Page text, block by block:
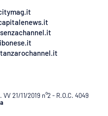
21/11/2019 n°2 - R.O.C. 4049